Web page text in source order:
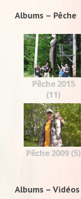
Albums – Pêche
Pêche 2015
(11)
Pêche 2009 (5)
Albums – Vidéos